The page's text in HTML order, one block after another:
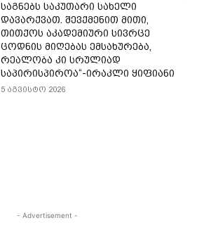
საგნებს საკუთარი სახელი
დავარქვათ. შევქმენით მითი,
თითქოს აკადემიური სივრცე
ცოდნის მიღებას ემსახურება,
რეალობა კი სრულიად
საპირისპიროა“-ირაკლი ყიფიანი
5 აგვისტო 2026
- Advertisement -